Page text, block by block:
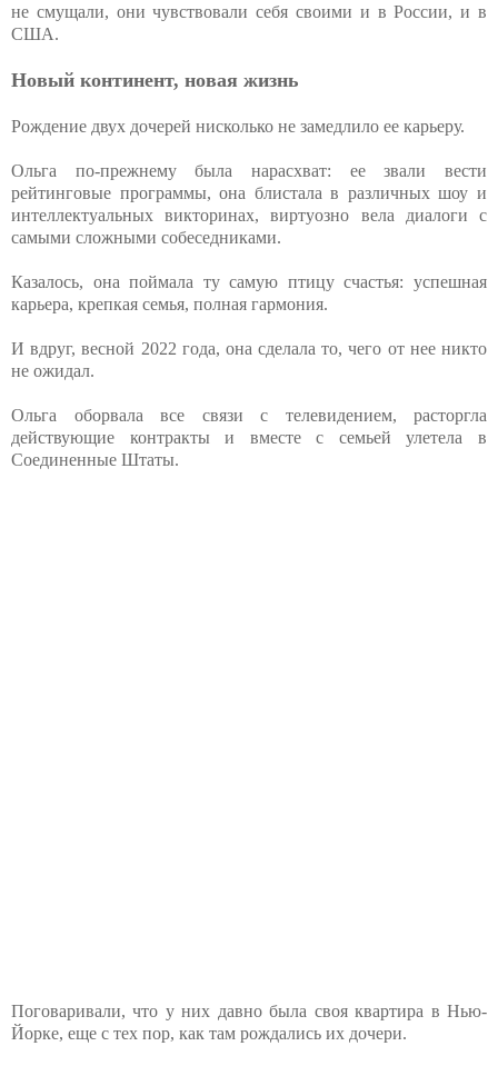
не смущали, они чувствовали себя своими и в России, и в
США.
Новый континент, новая жизнь
Рождение двух дочерей нисколько не замедлило ее карьеру.
Ольга по-прежнему была нарасхват: ее звали вести
рейтинговые программы, она блистала в различных шоу и
интеллектуальных викторинах, виртуозно вела диалоги с
самыми сложными собеседниками.
Казалось, она поймала ту самую птицу счастья: успешная
карьера, крепкая семья, полная гармония.
И вдруг, весной 2022 года, она сделала то, чего от нее никто
не ожидал.
Ольга оборвала все связи с телевидением, расторгла
действующие контракты и вместе с семьей улетела в
Соединенные Штаты.
Поговаривали, что у них давно была своя квартира в Нью-
Йорке, еще с тех пор, как там рождались их дочери.